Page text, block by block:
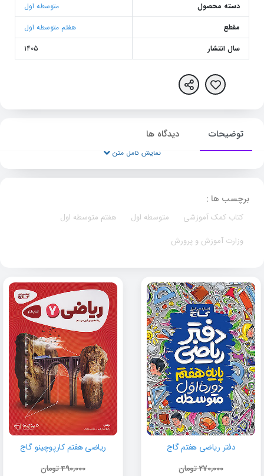
دسته محصول
متوسطه اول
مقطع
هفتم متوسطه اول
سال انتشار
1405
توضیحات دیدگاه ها
نمایش کامل متن
برچسب ها :
کتاب کمک آموزشی متوسطه اول
هفتم متوسطه اول
وزارت آموزش و پرورش
دفتر ریاضی هفتم گاج
270,000تومان
ریاضی هفتم کارپوچینو گاج
490,000تومان